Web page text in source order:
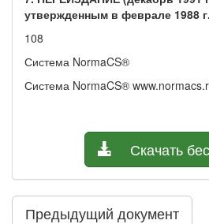
утверж­денным в феврале 1988
108
Система NormaCS®
Система NormaCS®
Скачать
Предыдущий документ